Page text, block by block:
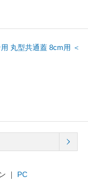
丸型共通蓋 8cm用 ＜
｜ PC